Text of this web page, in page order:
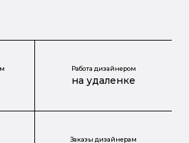
Работа дизайнером
на удаленке
Заказы дизайнерам